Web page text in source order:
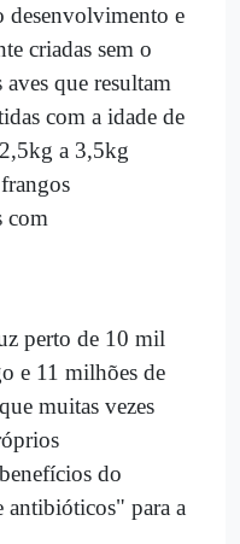
desenvolvimento e
criadas sem o
que resultam
com a idade de
a 3,5kg
com
perto de 10 mil
e 11 milhões de
muitas vezes
do
antibióticos" para a